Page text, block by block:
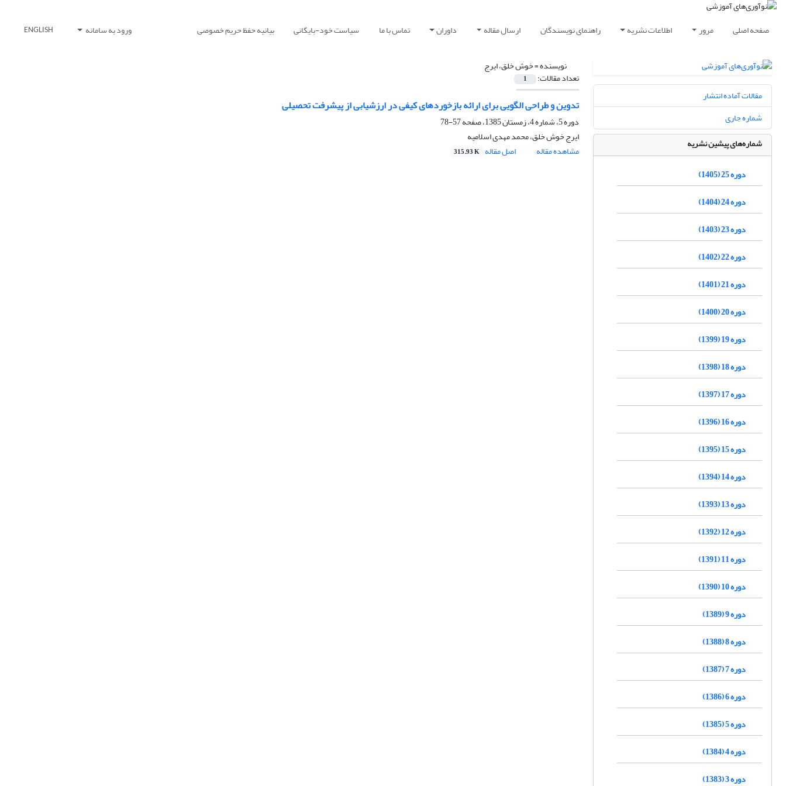
صفحه اصلی مرور اطلاعات نشریه راهنمای نویسندگان ارسال مقاله داوران تماس با ما سیاست خود-بایگانی بیانیه حفظ حریم خصوصی ورود به سامانه ENGLISH
نویسنده =خوش خلق، ایرج
تعداد مقالات: 1
تدوین و طراحی الگویی برای ارائه بازخوردهای کیفی در ارزشیابی از پیشرفت تحصیلی
دوره 5، شماره 4، زمستان 1385، صفحه
57-78
ایرج خوش خلق، محمد مهدی اسلامیه
مشاهده مقاله
اصل مقاله 315.93 K
مقالات آماده انتشار
شماره جاری
شماره‌های پیشین نشریه
دوره 25 (1405)
دوره 24 (1404)
دوره 23 (1403)
دوره 22 (1402)
دوره 21 (1401)
دوره 20 (1400)
دوره 19 (1399)
دوره 18 (1398)
دوره 17 (1397)
دوره 16 (1396)
دوره 15 (1395)
دوره 14 (1394)
دوره 13 (1393)
دوره 12 (1392)
دوره 11 (1391)
دوره 10 (1390)
دوره 9 (1389)
دوره 8 (1388)
دوره 7 (1387)
دوره 6 (1386)
دوره 5 (1385)
دوره 4 (1384)
دوره 3 (1383)